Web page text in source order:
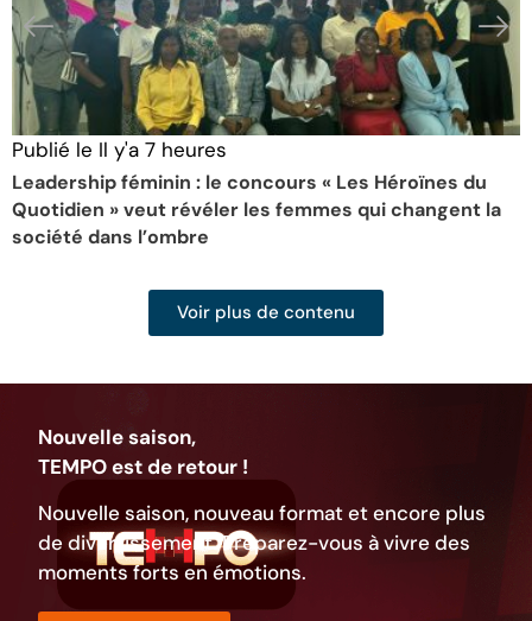
Publié le Il y'a 7 heures
Leadership féminin : le concours « Les Héroïnes du
Quotidien » veut révéler les femmes qui changent la
société dans l’ombre
Voir plus de contenu
Nouvelle saison,
TEMPO est de retour !
Nouvelle saison, nouveau format et encore plus
de divertissement. Préparez-vous à vivre des
moments forts en émotions.